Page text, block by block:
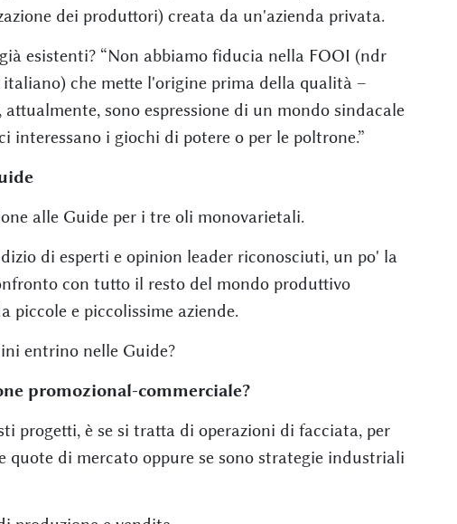
dei produttori) creata da un'azienda privata.
esistenti? “Non abbiamo fiducia nella FOOI (ndr
che mette l'origine prima della qualità –
sono espressione di un mondo sindacale
interessano i giochi di potere o per le poltrone.”
alle Guide per i tre oli monovarietali.
di esperti e opinion leader riconosciuti, un po' la
con tutto il resto del mondo produttivo
piccole e piccolissime aziende.
entrino nelle Guide?
promozional-commerciale?
progetti, è se si tratta di operazioni di facciata, per
quote di mercato oppure se sono strategie industriali